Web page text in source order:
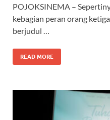
POJOKSINEMA –
kebagian peran orang
berjudul …
READ MORE